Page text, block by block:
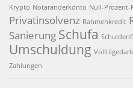
Krypto Notaranderkonto Null-Prozent-
Privatinsolvenz Rahmenkredit
Sanierung Schufa
Umschuldung
Zahlungen